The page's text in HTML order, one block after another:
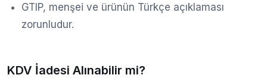
GTIP, menşei ve ürünün Türkçe açıklaması
zorunludur.
KDV İadesi Alınabilir mi?